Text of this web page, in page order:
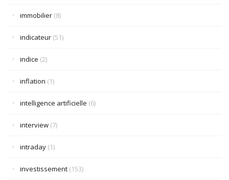
immobilier (8)
indicateur (51)
indice (2)
inflation (1)
intelligence artificielle (6)
interview (7)
intraday (1)
investissement (153)